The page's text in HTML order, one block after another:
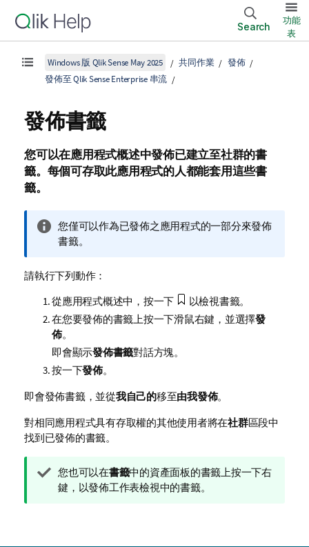
Search
功能
表
Windows 版 Qlik Sense May 2025 共同作業
發佈
發佈至 Qlik Sense Enterprise 串流
發佈書籤
您可以在應用程式概述中發佈已建立至社群的書
籤。每個可存取此應用程式的人都能套用這些書
籤。
資
訊
註
您僅可以作為已發佈之應用程式的一部分來發佈
書籤。
請執行下列動作：
從應用程式概述中，按一下
以檢視書籤。
在您要發佈的書籤上按一下滑鼠右鍵，並選擇發
佈。
即會顯示發佈書籤對話方塊。
按一下發佈。
即會發佈書籤，並從我自己的移至由我發佈。
對相同應用程式具有存取權的其他使用者將在社群區段中
找到已發佈的書籤。
提
示
您也可以在書籤中的資產面板的書籤上按一下右
鍵，以發佈工作表檢視中的書籤。